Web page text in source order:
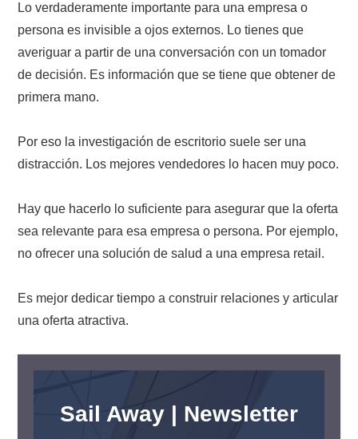
Lo verdaderamente importante para una empresa o
persona es invisible a ojos externos. Lo tienes que
averiguar a partir de una conversación con un tomador
de decisión. Es información que se tiene que obtener de
primera mano.
Por eso la investigación de escritorio suele ser una
distracción. Los mejores vendedores lo hacen muy poco.
Hay que hacerlo lo suficiente para asegurar que la oferta
sea relevante para esa empresa o persona. Por ejemplo,
no ofrecer una solución de salud a una empresa retail.
Es mejor dedicar tiempo a construir relaciones y articular
una oferta atractiva.
Sail Away | Newsletter